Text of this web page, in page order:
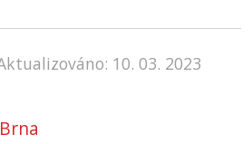
10. 03. 2023